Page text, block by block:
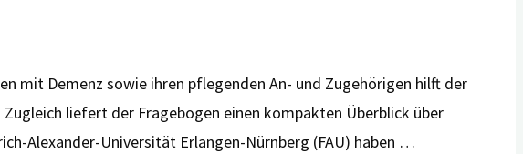
mit Demenz sowie ihren pflegenden An- und Zugehörigen hilft der
liefert der Fragebogen einen kompakten Überblick über
Alexander-Universität Erlangen-Nürnberg (FAU) haben …